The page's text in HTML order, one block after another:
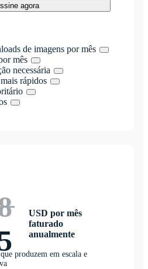
agora
de imagens por mês
mês
necessária
rápidos
USD por mês
faturado
anualmente
produzem em escala e